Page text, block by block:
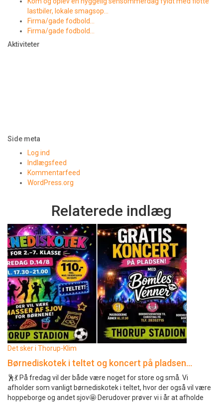
lastbiler, lokale smagsop…
Firma/gade fodbold…
Firma/gade fodbold…
Aktiviteter
Side meta
Log ind
Indlægsfeed
Kommentarfeed
WordPress.org
Relaterede indlæg
Det sker i Thorup-Klim
Børnediskotek i teltet og koncert på pladsen…
🕺💃 På fredag vil der både være noget for store og små. Vi
afholder som vanligt børnediskotek i teltet, hvor der også vil være
hoppeborge og andet sjov🤩 Derudover prøver vi i år at afholde